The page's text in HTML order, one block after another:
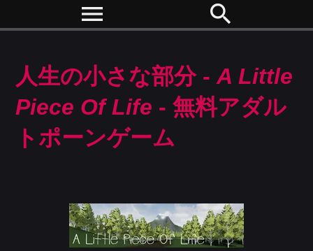
menu search
人生の小さな部分 -A Little
Piece Of Life - 無料アダル
トポーンゲーム